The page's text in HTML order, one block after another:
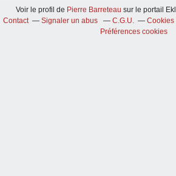
Voir le profil de Pierre Barreteau sur le portail
Contact
Signaler un abus C.G.U.
Cookies
Préférences cookies